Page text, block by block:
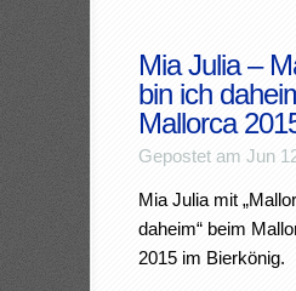
Mia Julia –
bin ich
Mallorca
Gepostet am Jun
Mia Julia mit
daheim“ beim
2015 im Bierkönig.